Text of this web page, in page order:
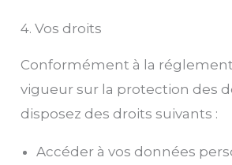
4. Vos droits
Conformément à la
vigueur sur la protection des
disposez des droits suivants :
Accéder à vos données